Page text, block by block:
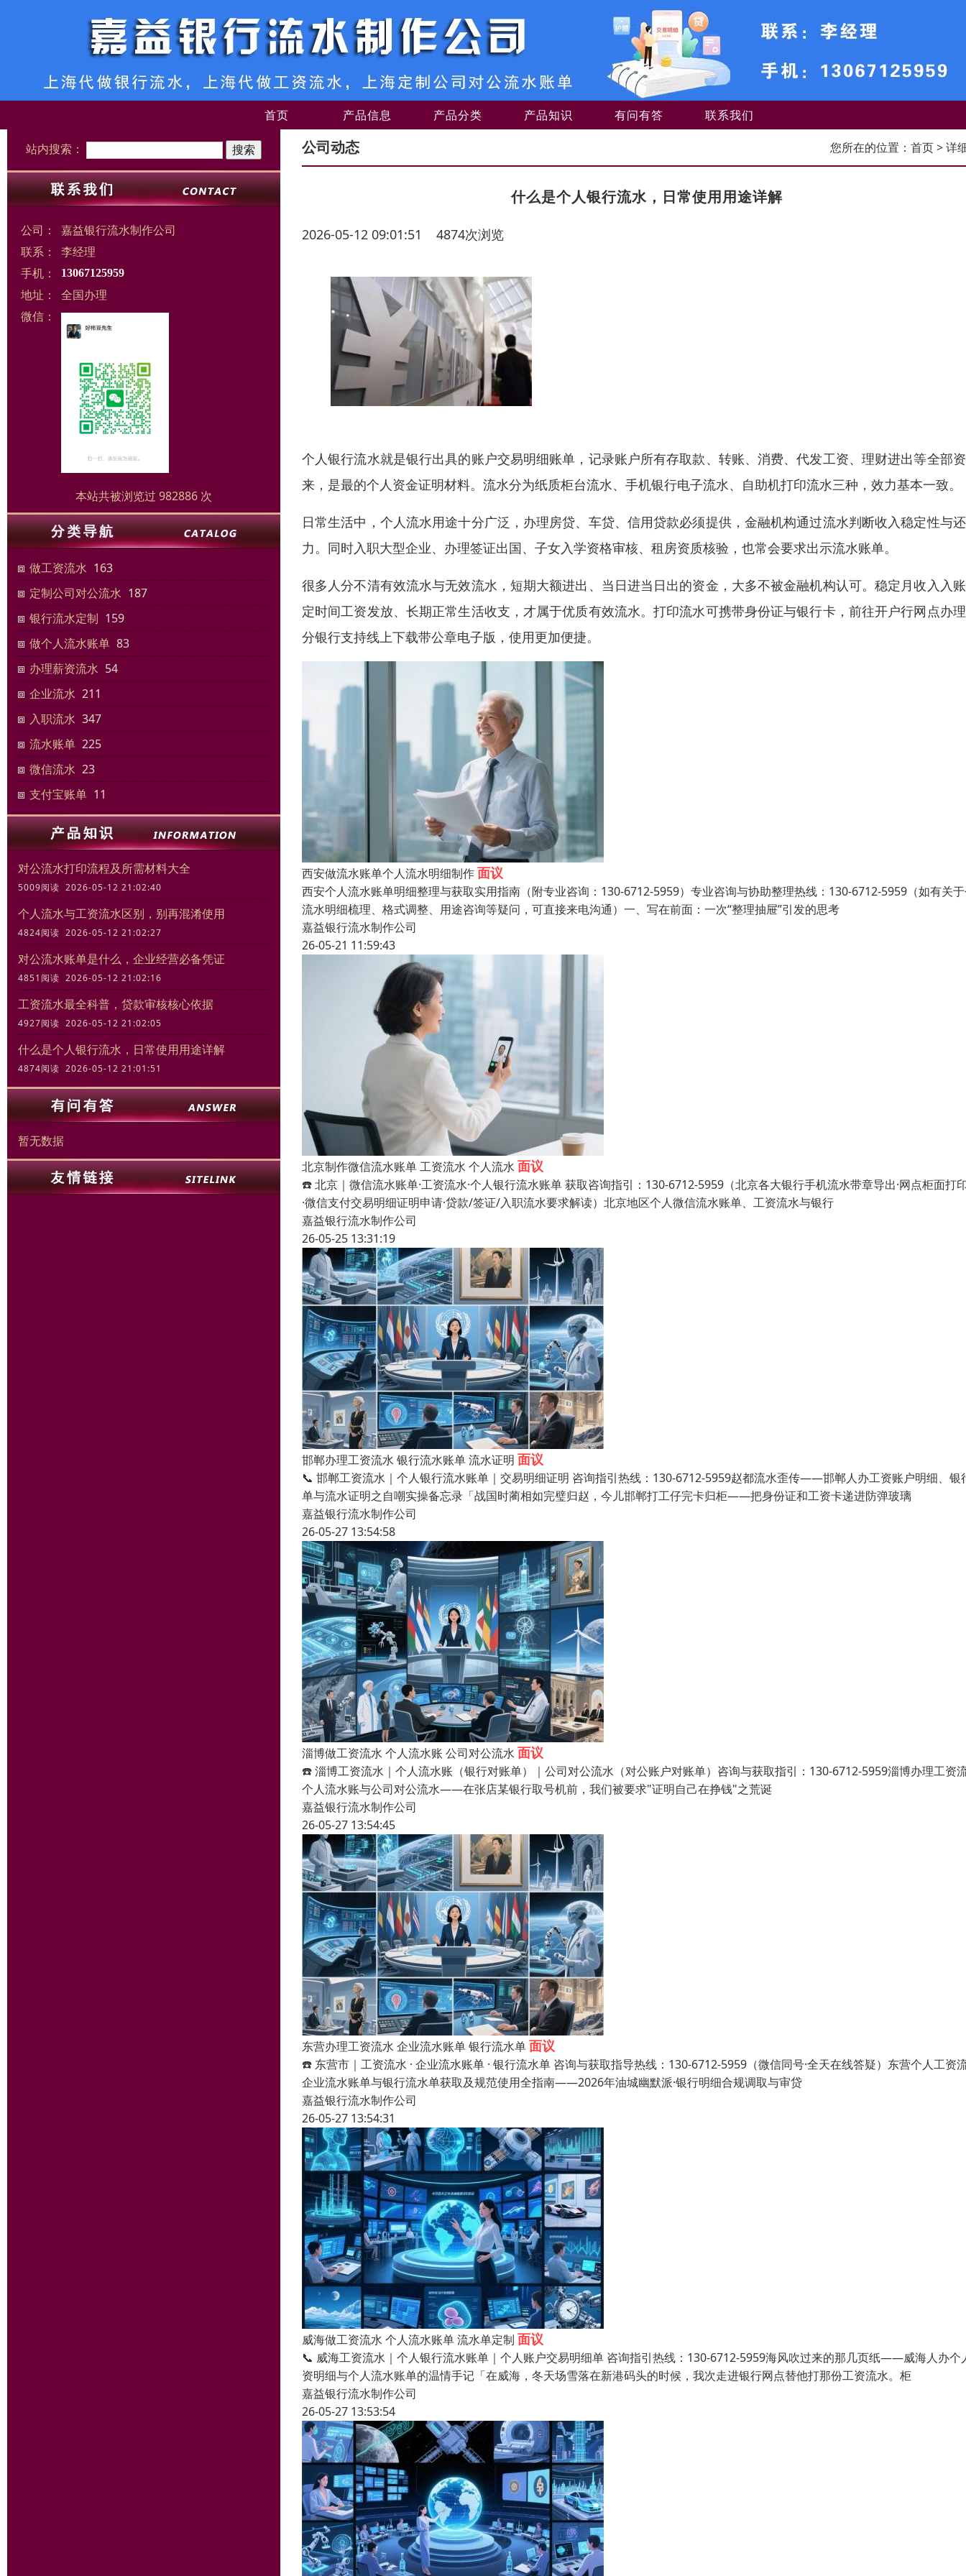
首页 产品信息 产品分类 产品知识 有问有答 联系我们
站内搜索：
公司：
嘉益银行流水制作公司
联系：
李经理
手机：
13067125959
地址：
全国办理
微信：
本站共被浏览过 982886 次
做工资流水 163
定制公司对公流水 187
银行流水定制 159
做个人流水账单 83
办理薪资流水 54
企业流水 211
入职流水 347
流水账单 225
微信流水 23
支付宝账单 11
对公流水打印流程及所需材料大全
5009阅读 2026-05-12 21:02:40
个人流水与工资流水区别，别再混淆使用
4824阅读 2026-05-12 21:02:27
对公流水账单是什么，企业经营必备凭证
4851阅读 2026-05-12 21:02:16
工资流水最全科普，贷款审核核心依据
4927阅读 2026-05-12 21:02:05
什么是个人银行流水，日常使用用途详解
4874阅读 2026-05-12 21:01:51
暂无数据
公司动态 您所在的位置： 首页> 详
什么是个人银行流水，日常使用用途详解
2026-05-12 09:01:51 4874次浏览
个人银行流水就是银行出具的账户交易明细账单，记录账户所有存取款、转账、消费、代发工资、理财进出等全部
来，是最的个人资金证明材料。流水分为纸质柜台流水、手机银行电子流水、自助机打印流水三种，效力基本一致。
日常生活中，个人流水用途十分广泛，办理房贷、车贷、信用贷款必须提供，金融机构通过流水判断收入稳定性与
力。同时入职大型企业、办理签证出国、子女入学资格审核、租房资质核验，也常会要求出示流水账单。
很多人分不清有效流水与无效流水，短期大额进出、当日进当日出的资金，大多不被金融机构认可。稳定月收入入
定时间工资发放、长期正常生活收支，才属于优质有效流水。打印流水可携带身份证与银行卡，前往开户行网点办
分银行支持线上下载带公章电子版，使用更加便捷。
西安​做​流水账单个人流水​明细制作面议
西安个人流水账单明细整理与获取实用指南（附专业咨询：130-6712-5959）专业咨询与协助整理热线：130-6712-5959（如有关
流水明细梳理、格式调整、用途咨询等疑问，可直接来电沟通）一、写在前面：一次“整理抽屉”引发的思考
嘉益银行流水制作公司
26-05-21 11:59:43
北京制作微信流水账单 工资流水 个人流水 面议
☎️ 北京｜微信流水账单·工资流水·个人银行流水账单 获取咨询指引：130-6712-5959（北京各大银行手机流水带章导出·网点柜面打
·微信支付交易明细证明申请·贷款/签证/入职流水要求解读）北京地区个人微信流水账单、工资流水与银行
嘉益银行流水制作公司
26-05-25 13:31:19
邯郸办理工资流水 银行流水账单 流水证明 面议
📞 邯郸工资流水｜个人银行流水账单｜交易明细证明 咨询指引热线：130-6712-5959赵都流水歪传——邯郸人办工资账户明细、银
单与流水证明之自嘲实操备忘录「战国时蔺相如完璧归赵，今儿邯郸打工仔完卡归柜——把身份证和工资卡递进防弹玻璃
嘉益银行流水制作公司
26-05-27 13:54:58
淄博做工资流水 个人流水账 公司对公流水 面议
☎️ 淄博工资流水｜个人流水账（银行对账单）｜公司对公流水（对公账户对账单）咨询与获取指引：130-6712-5959淄博办理工资
个人流水账与公司对公流水——在张店某银行取号机前，我们被要求"证明自己在挣钱"之荒诞
嘉益银行流水制作公司
26-05-27 13:54:45
东营办理工资流水 企业流水账单 银行流水单面议
☎️ 东营市｜工资流水 · 企业流水账单 · 银行流水单 咨询与获取指导热线：130-6712-5959（微信同号·全天在线答疑）东营个人工资
企业流水账单与银行流水单获取及规范使用全指南——2026年油城幽默派·银行明细合规调取与审贷
嘉益银行流水制作公司
26-05-27 13:54:31
威海做工资流水 个人流水账单 流水单定制 面议
📞 威海工资流水｜个人银行流水账单｜个人账户交易明细单 咨询指引热线：130-6712-5959海风吹过来的那几页纸——威海人办个
资明细与个人流水账单的温情手记「在威海，冬天场雪落在新港码头的时候，我次走进银行网点替他打那份工资流水。柜
嘉益银行流水制作公司
26-05-27 13:53:54